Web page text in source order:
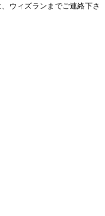
ウィズランまでご連絡下さ